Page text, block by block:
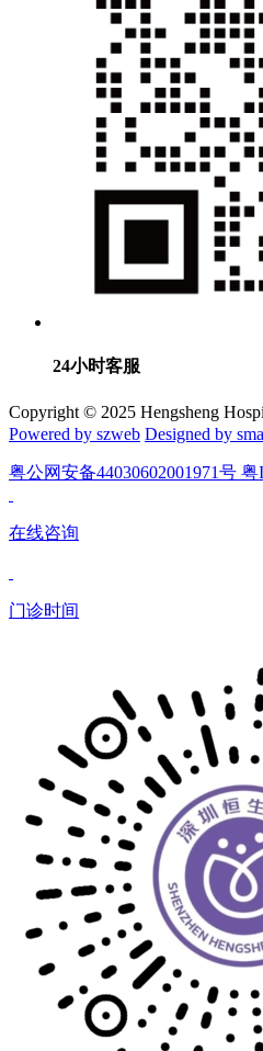
24小时客服
Copyright © 2025 Hengsheng
Powered by szweb Designed by
粤公网安备44030602001971号
在线咨询
门诊时间